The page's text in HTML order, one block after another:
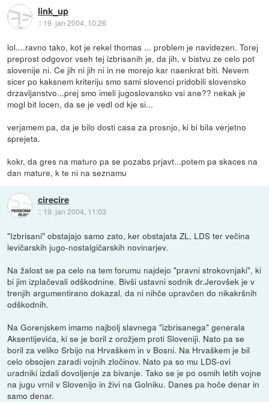
link_up
:: 19. jan 2004, 10:26
lol....ravno tako, kot je rekel thomas ... problem je navidezen. Torej
preprost odgovor vseh tej izbrisanih je, da jih, v bistvu ze celo pot
slovenije ni. Ce jih ni jih ni in ne morejo kar naenkrat biti. Nevem
sicer po kaksnem kriteriju smo sami slovenci pridobili slovensko
drzavljanstvo...prej smo imeli jugoslovansko vsi ane?? nekak je
mogl bit locen, da se je vedl od kje si...
verjamem pa, da je bilo dosti casa za prosnjo, ki bi bila verjetno
sprejeta.
kokr, da gres na maturo pa se pozabs prjavt...potem pa skaces na
dan mature, k te ni na seznamu
cirecire
:: 19. jan 2004, 11:03
"Izbrisani" obstajajo samo zato, ker obstajata ZL, LDS ter večina
levičarskih jugo-nostalgičarskih novinarjev.
Na žalost se pa celo na tem forumu najdejo "pravni strokovnjaki", ki
bi jim izplačevali odškodnine. Bivši ustavni sodnik dr.Jerovšek je v
trenjih argumentirano dokazal, da ni nihče upravčen do nikakršnih
odškodnih.
Na Gorenjskem imamo najbolj slavnega "izbrisanega" generala
Aksentijevića, ki se je boril z orožjem proti Sloveniji. Nato pa se
boril za veliko Srbijo na Hrvaškem in v Bosni. Na Hrvaškem je bil
celo obsojen zaradi vojnih zločinov. Nato pa so mu LDS-ovi
uradniki izdali dovoljenje za bivanje. Tako se je po osmih letih vojne
na jugu vrnil v Slovenijo in živi na Golniku. Danes pa hoče denar in
samo denar.